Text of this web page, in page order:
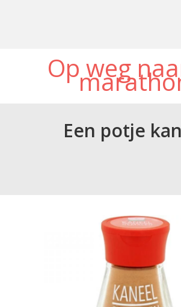
Op weg
Een potje